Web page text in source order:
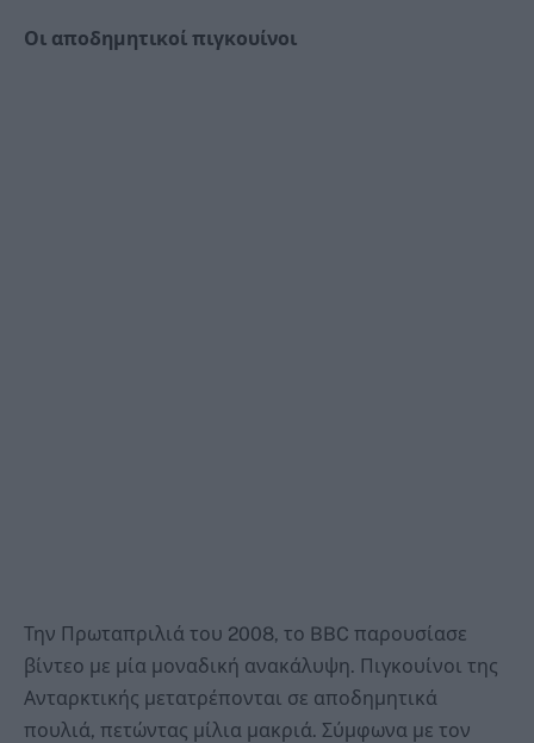
Οι αποδημητικοί πιγκουίνοι
Την Πρωταπριλιά του 2008, το BBC παρουσίασε
βίντεο με μία μοναδική ανακάλυψη. Πιγκουίνοι της
Ανταρκτικής μετατρέπονται σε αποδημητικά
πουλιά, πετώντας μίλια μακριά. Σύμφωνα με τον